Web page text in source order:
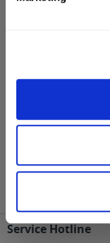
Kunden haben
Appleton Estate
folgenden
Gebieten geliefert
40210, 40211, 40212,
40474, 40476, 40477,
40721, 40723,
Service Hotline